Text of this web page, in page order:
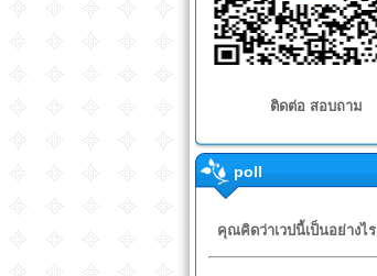
ติดต่อ สอบถาม
poll
คุณคิดว่าเวปนี้เป็นอย่างไร